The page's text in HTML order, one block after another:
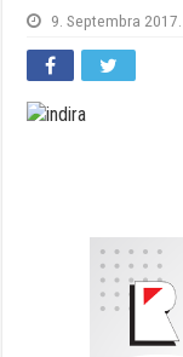
9. Septembra 2017.